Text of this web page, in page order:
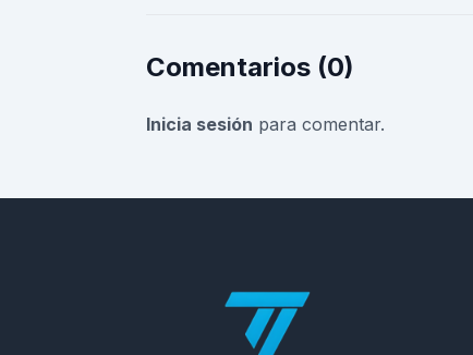
Comentarios (0)
Inicia sesión para comentar.